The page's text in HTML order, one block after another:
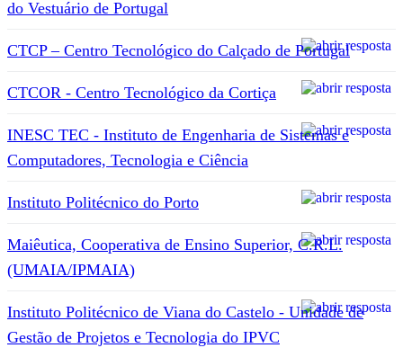
do Vestuário de Portugal
CTCP – Centro Tecnológico do Calçado de Portugal
CTCOR - Centro Tecnológico da Cortiça
INESC TEC - Instituto de Engenharia de Sistemas e
Computadores, Tecnologia e Ciência
Instituto Politécnico do Porto
Maiêutica, Cooperativa de Ensino Superior, C.R.L.
(UMAIA/IPMAIA)
Instituto Politécnico de Viana do Castelo - Unidade de
Gestão de Projetos e Tecnologia do IPVC